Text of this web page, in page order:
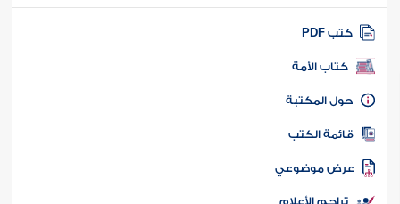
كتب PDF
كتاب الأمة
المكتبة
الكتب